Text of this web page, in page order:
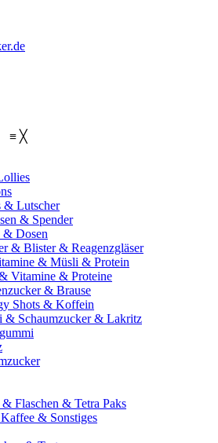
≡ ╳
& Lutscher
& Spender
& Dosen
& Blister & Reagenzgläser
& Müsli & Protein
Vitamine & Proteine
& Brause
Shots & Koffein
& Schaumzucker & Lakritz
Flaschen & Tetra Paks
& Sonstiges